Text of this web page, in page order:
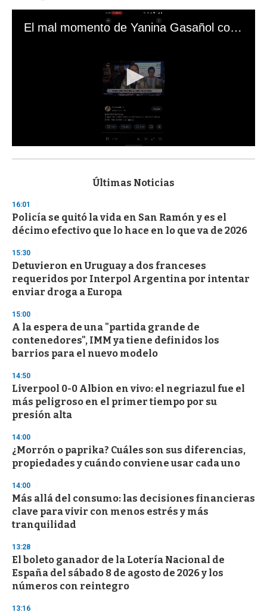
El mal momento de Yanina Gasañol con un hincha argentino en "Subrayado"
s
d
s
o
f
3
s
c
o
d
s
Últimas Noticias
16:01
Policía se quitó la vida en San Ramón y es el
décimo efectivo que lo hace en lo que va de 2026
15:30
Detuvieron en Uruguay a dos franceses
requeridos por Interpol Argentina por intentar
enviar droga a Europa
15:00
A la espera de una "partida grande de
contenedores", IMM ya tiene definidos los
barrios para el nuevo modelo
14:50
Liverpool 0-0 Albion en vivo: el negriazul fue el
más peligroso en el primer tiempo por su
presión alta
14:00
¿Morrón o paprika? Cuáles son sus diferencias,
propiedades y cuándo conviene usar cada uno
14:00
Más allá del consumo: las decisiones financieras
clave para vivir con menos estrés y más
tranquilidad
13:28
El boleto ganador de la Lotería Nacional de
España del sábado 8 de agosto de 2026 y los
números con reintegro
13:16